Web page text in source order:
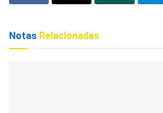
Notas Relacionadas